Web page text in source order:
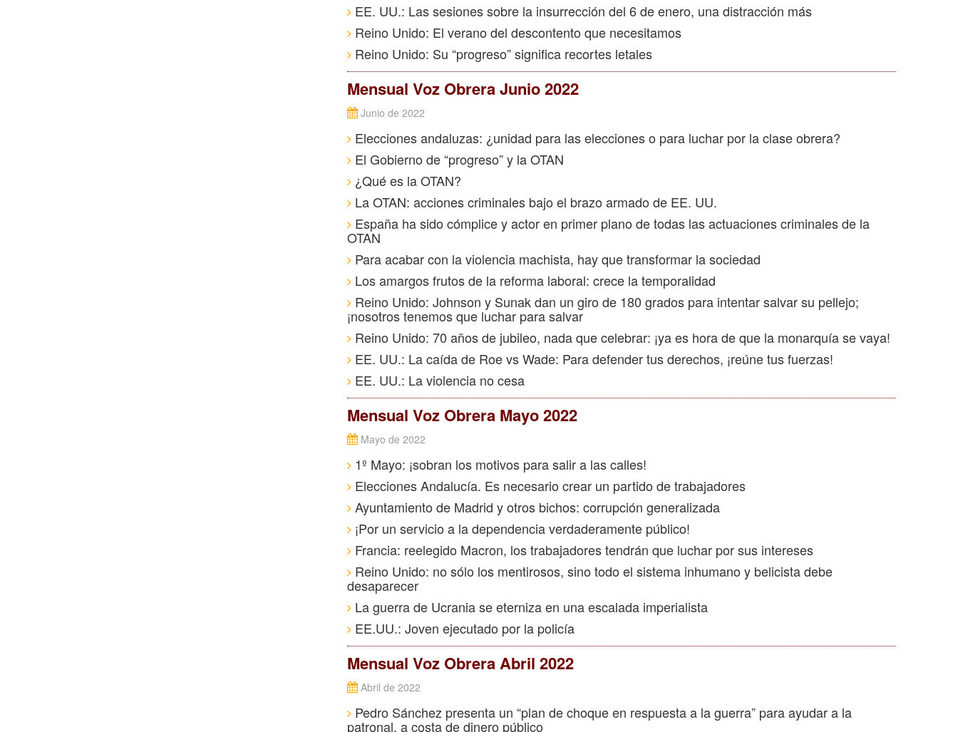
EE. UU.: Las sesiones sobre la insurrección del 6 de enero, una distracción más
Reino Unido: El verano del descontento que necesitamos
Reino Unido: Su “progreso” significa recortes letales
Mensual Voz Obrera Junio 2022
Junio de 2022
Elecciones andaluzas: ¿unidad para las elecciones o para luchar por la clase obrera?
El Gobierno de “progreso” y la OTAN
¿Qué es la OTAN?
La OTAN: acciones criminales bajo el brazo armado de EE. UU.
España ha sido cómplice y actor en primer plano de todas las actuaciones criminales de la
OTAN
Para acabar con la violencia machista, hay que transformar la sociedad
Los amargos frutos de la reforma laboral: crece la temporalidad
Reino Unido: Johnson y Sunak dan un giro de 180 grados para intentar salvar su pellejo;
¡nosotros tenemos que luchar para salvar
Reino Unido: 70 años de jubileo, nada que celebrar: ¡ya es hora de que la monarquía se vaya!
EE. UU.: La caída de Roe vs Wade: Para defender tus derechos, ¡reúne tus fuerzas!
EE. UU.: La violencia no cesa
Mensual Voz Obrera Mayo 2022
Mayo de 2022
1º Mayo: ¡sobran los motivos para salir a las calles!
Elecciones Andalucía. Es necesario crear un partido de trabajadores
Ayuntamiento de Madrid y otros bichos: corrupción generalizada
¡Por un servicio a la dependencia verdaderamente público!
Francia: reelegido Macron, los trabajadores tendrán que luchar por sus intereses
Reino Unido: no sólo los mentirosos, sino todo el sistema inhumano y belicista debe
desaparecer
La guerra de Ucrania se eterniza en una escalada imperialista
EE.UU.: Joven ejecutado por la policía
Mensual Voz Obrera Abril 2022
Abril de 2022
Pedro Sánchez presenta un “plan de choque en respuesta a la guerra” para ayudar a la
patronal, a costa de dinero público